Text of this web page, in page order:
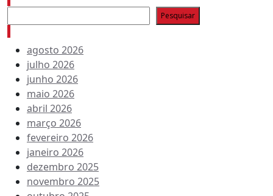
Pesquisar
agosto 2026
julho 2026
junho 2026
maio 2026
abril 2026
março 2026
fevereiro 2026
janeiro 2026
dezembro 2025
novembro 2025